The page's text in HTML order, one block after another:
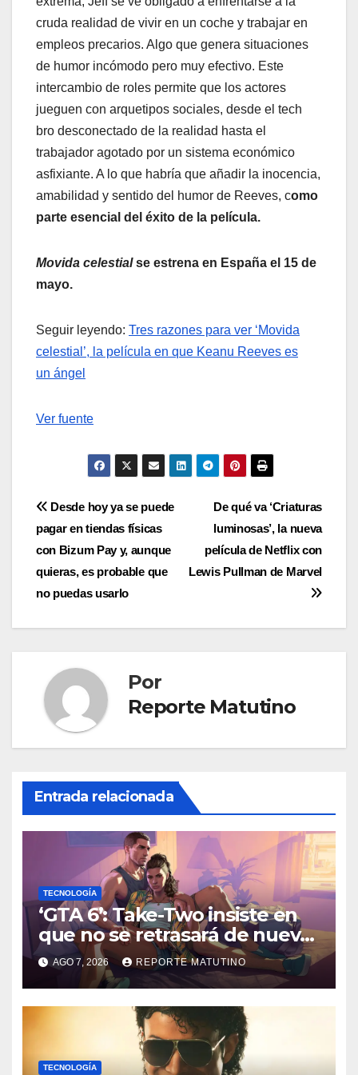
cruda realidad de vivir en un coche y trabajar en
empleos precarios. Algo que genera situaciones
de humor incómodo pero muy efectivo. Este
intercambio de roles permite que los actores
jueguen con arquetipos sociales, desde el tech
bro desconectado de la realidad hasta el
trabajador agotado por un sistema económico
asfixiante. A lo que habría que añadir la inocencia,
amabilidad y sentido del humor de Reeves, como
parte esencial del éxito de la película.
Movida celestialse estrena en España el 15 de
mayo.
Seguir leyendo: Tres razones para ver ‘Movida
celestial’, la película en que Keanu Reeves es
un ángel
Ver fuente
Navegación
de
entradas
De qué va ‘Criaturas
luminosas’, la nueva
película de Netflix con
Lewis Pullman de Marvel
Desde hoy ya se puede
pagar en tiendas físicas
con Bizum Pay y, aunque
quieras, es probable que
no puedas usarlo
Por
Reporte Matutino
Entrada relacionada
TECNOLOGÍA
‘GTA 6’: Take-Two insiste en
que no se retrasará de nuevo
y quiere que tú también
confíes
AGO 7, 2026 REPORTE MATUTINO
TECNOLOGÍA